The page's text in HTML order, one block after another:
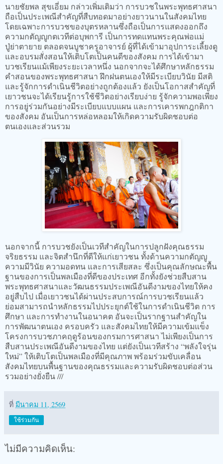
นายชัยพล สุขเอี่ยม กล่าวเพิ่มเติมว่า การบวชในพระพุทธศาสนา
ถือเป็นประเพณีสำคัญที่สืบทอดมาอย่างยาวนานในสังคมไทย
โดยเฉพาะการบวชของบุตรหลานซึ่งถือเป็นการแสดงออกถึง
ความกตัญญูกตเวทีต่อบุพการี เป็นการทดแทนพระคุณพ่อแม่
ปู่ย่าตายาย ตลอดจนบูชาครูอาจารย์ ผู้ที่ได้เข้ามาอุปการะเลี้ยงดู
และอบรมสั่งสอนให้เติบโตเป็นคนดีของสังคม การได้เข้ามา
บวชเรียนแม้เพียงระยะเวลาหนึ่ง นอกจากจะได้ศึกษาหลักธรรม
คำสอนของพระพุทธศาสนา ฝึกฝนตนเองให้มีระเบียบวินัย มีสติ
และรู้จักการดำเนินชีวิตอย่างถูกต้องแล้ว ยังเป็นโอกาสสำคัญที่
เยาวชนจะได้เรียนรู้การใช้ชีวิตอย่างเรียบง่าย รู้จักความพอเพียง
การอยู่ร่วมกันอย่างมีระเบียบแบบแผน และการเคารพกฎกติกา
ของสังคม อันเป็นการหล่อหลอมให้เกิดความรับผิดชอบต่อ
ตนเองและส่วนรวม
นอกจากนี้ การบวชยังเป็นเวทีสำคัญในการปลูกฝังคุณธรรม
จริยธรรม และจิตสำนึกที่ดีให้แก่เยาวชน ทั้งด้านความกตัญญู
ความมีวินัย ความอดทน และการเสียสละ ซึ่งเป็นคุณลักษณะพื้น
ฐานของการเป็นพลเมืองที่ดีของประเทศ อีกทั้งยังช่วยสืบสาน
พระพุทธศาสนาและวัฒนธรรมประเพณีอันดีงามของไทยให้คง
อยู่สืบไป เมื่อเยาวชนได้ผ่านประสบการณ์การบวชเรียนแล้ว
ย่อมสามารถนำหลักธรรมไปประยุกต์ใช้ในการดำเนินชีวิต การ
ศึกษา และการทำงานในอนาคต อันจะเป็นรากฐานสำคัญใน
การพัฒนาตนเอง ครอบครัว และสังคมไทยให้มีความเข้มแข็ง
โครงการบวชภาคฤดูร้อนของกรมการศาสนา ไม่เพียงเป็นการ
สืบสานประเพณีอันดีงามของไทย แต่ยังเป็นเวทีสร้าง “พลังใจรุ่น
ใหม่” ให้เติบโตเป็นพลเมืองที่มีคุณภาพ พร้อมร่วมขับเคลื่อน
สังคมไทยบนพื้นฐานของคุณธรรมและความรับผิดชอบต่อส่วน
รวมอย่างยั่งยืน ///
ที่ มีนาคม 11, 2569
ใช้ร่วมกัน
ไม่มีความคิดเห็น: